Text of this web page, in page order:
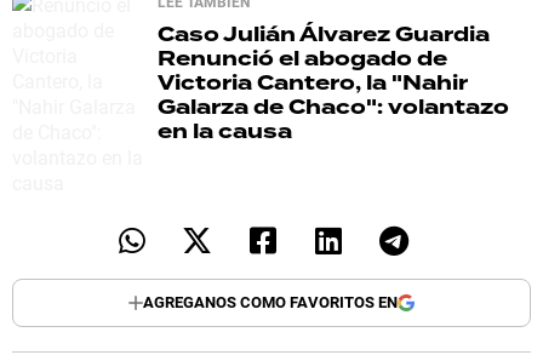
Caso Julián Álvarez Guardia
Renunció el abogado de
Victoria Cantero, la "Nahir
Galarza de Chaco": volantazo
en la causa
AGREGANOS COMO FAVORITOS EN